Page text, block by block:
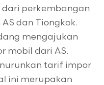
perkembangan
dan Tiongkok.
mengajukan
mobil dari AS.
tarif impor
ini merupakan